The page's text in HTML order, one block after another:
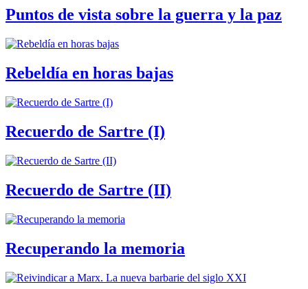
Puntos de vista sobre la guerra y la paz
Rebeldía en horas bajas
Recuerdo de Sartre (I)
Recuerdo de Sartre (II)
Recuperando la memoria